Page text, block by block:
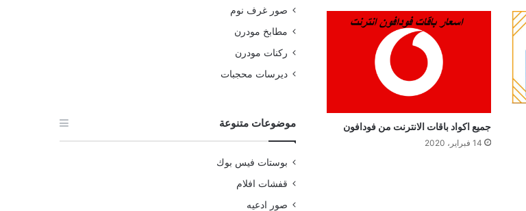
جميع اكواد باقات الانترنت من فودافون
14 فبراير، 2020
صور غرف نوم
مطابخ مودرن
ركنات مودرن
ديرسات محجبات
موضوعات متنوعة
بوستات فيس بوك
قفشات افلام
صور ادعيه